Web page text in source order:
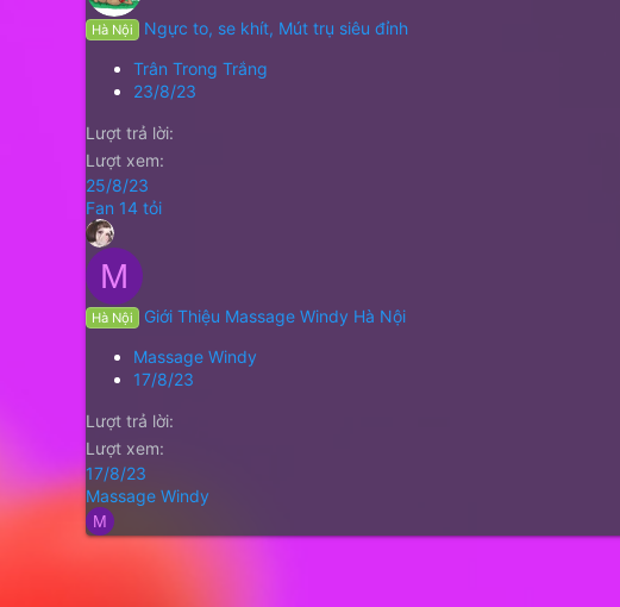
Hà Nội
Ngực to, se khít, Mút trụ siêu đỉnh
Trân Trong Trắng
23/8/23
Lượt trả lời
Lượt xem
25/8/23
Fan 14 tỏi
M
Hà Nội
Giới Thiệu Massage Windy Hà Nội
Massage Windy
17/8/23
Lượt trả lời
Lượt xem
17/8/23
Massage Windy
M